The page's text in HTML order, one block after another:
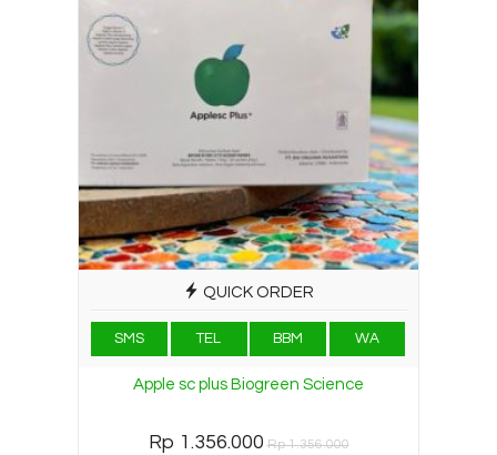
QUICK ORDER
SMS TEL BBM WA
Apple sc plus Biogreen Science
Rp 1.356.000 Rp 1.356.000